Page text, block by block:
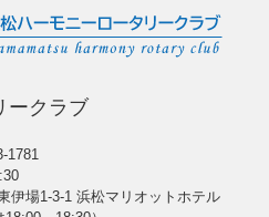
ークラブ
1781
伊場1-3-1 浜松マリオットホテル